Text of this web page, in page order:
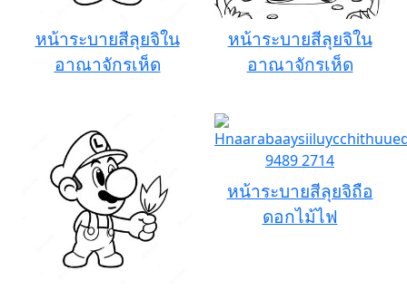
หน้าระบายสีลุยจิใน
อาณาจักรเห็ด
หน้าระบายสีลุยจิใน
อาณาจักรเห็ด
หน้าระบายสีลุยจิถือ
ดอกไม้ไฟ